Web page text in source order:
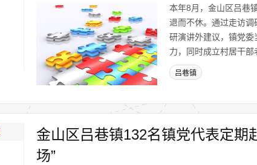
本年8月，金山区吕巷
退而不休。通过走访调
研演讲外建议，镇党
力，同时成立村居干部
吕巷镇
金山区吕巷镇132名镇党代表定期
场”